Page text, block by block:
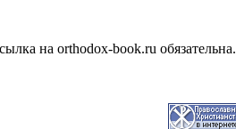
на orthodox-book.ru обязательна.